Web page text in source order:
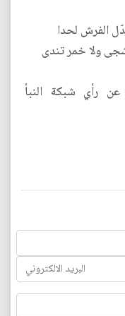
الفرش لحدا
ولا خمر تندى
عن رأي شبكة النبأ